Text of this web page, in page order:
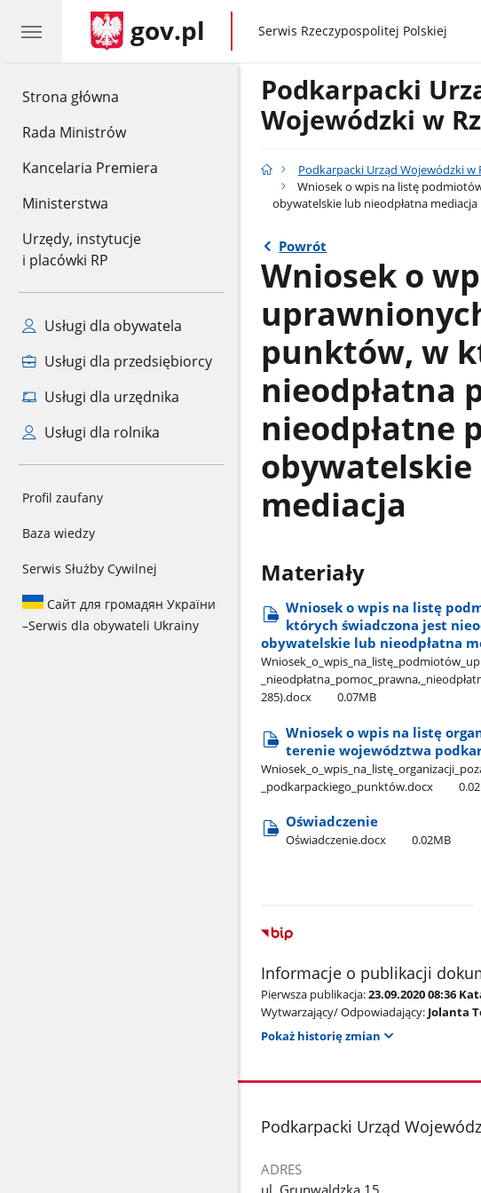
Strona główna
Rada Ministrów
Kancelaria Premiera
Ministerstwa
Urzędy, instytucje
i placówki RP
Usługi dla obywatela
Usługi dla przedsiębiorcy
Usługi dla urzędnika
Usługi dla rolnika
Profil zaufany
Baza wiedzy
Serwis Służby Cywilnej
Сайт для громадян України
–Serwis dla obywateli Ukrainy
gov.pl gov.pl
Serwis Rzeczypospolitej Polskiej
Podkarpacki
Wojewódzki w
Podkarpacki Urząd Wojewódzki w
Wniosek o wpis na listę
obywatelskie lub nieodpłatna mediacja
Powrót
Wniosek o
punktów, w
nieodpłatna
nieodpłatne
obywatelskie
mediacja
Materiały
Wniosek o wpis na listę
których świadczona jest
obywatelskie lub nieodpłatna
285).docx
0.07MB
Wniosek o wpis na listę
terenie województwa
_podkarpackiego​_punktów.docx
Oświadczenie
Oświadczenie.docx 0.02MB
Informacje o publikacji
Pierwsza publikacja:23.09.2020 08:36
Wytwarzający/ Odpowiadający: Jolanta
Pokaż historię zmian
stopka
Podkarpacki Urząd
ADRES